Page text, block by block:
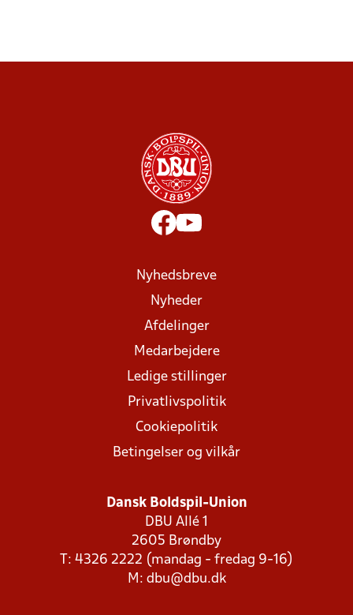
Nyhedsbreve
Nyheder
Afdelinger
Medarbejdere
Ledige stillinger
Privatlivspolitik
Cookiepolitik
Betingelser og vilkår
Dansk Boldspil-Union
DBU Allé 1
2605 Brøndby
T: 4326 2222 (mandag - fredag 9-16)
M: dbu@dbu.dk